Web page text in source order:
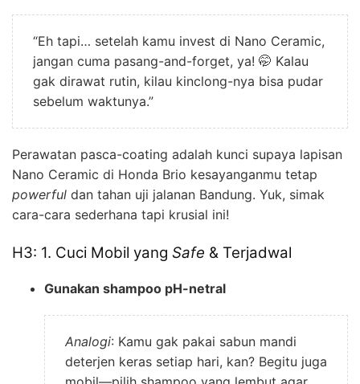
“Eh tapi… setelah kamu invest di Nano Ceramic,
jangan cuma pasang-and-forget, ya! 🤭 Kalau
gak dirawat rutin, kilau kinclong-nya bisa pudar
sebelum waktunya.”
Perawatan pasca-coating adalah kunci supaya lapisan
Nano Ceramic di Honda Brio kesayanganmu tetap
powerful dan tahan uji jalanan Bandung. Yuk, simak
cara-cara sederhana tapi krusial ini!
H3: 1. Cuci Mobil yang Safe & Terjadwal
Gunakan shampoo pH-netral
Analogi: Kamu gak pakai sabun mandi
deterjen keras setiap hari, kan? Begitu juga